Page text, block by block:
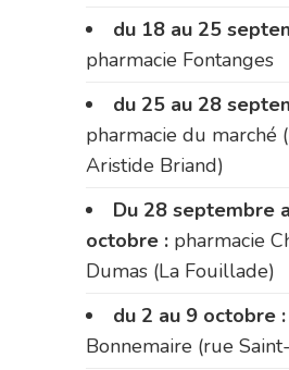
du 18 au 25
pharmacie Fontanges
du 25 au 28
pharmacie du marché
Aristide Briand)
Du 28 septembre
octobre : pharmacie
Dumas (La Fouillade)
du 2 au 9 octobre :
Bonnemaire (rue